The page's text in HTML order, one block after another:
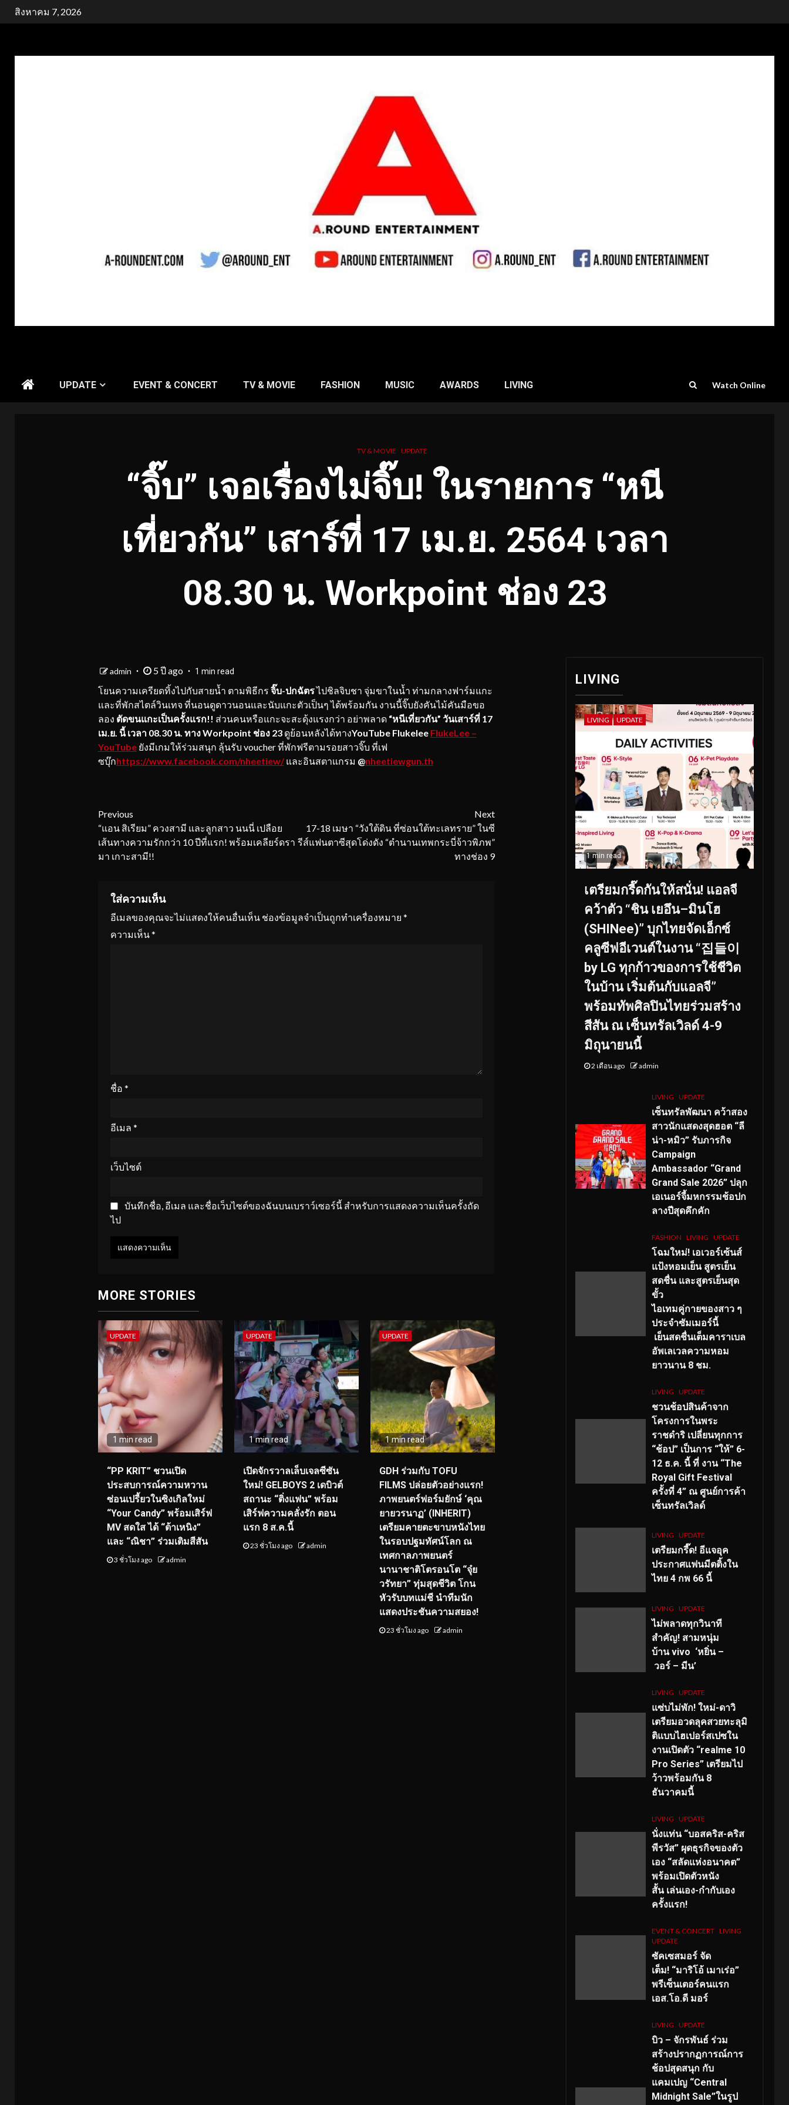
Skipสิงหาคม 7, 2026
UPDATE EVENT & CONCERT TV & MOVIE FASHION MUSIC AWARDS LIVING Watch Online
TV & MOVIE UPDATE
“จิ๊บ” เจอเรื่องไม่จิ๊บ! ในรายการ “หนี
เที่ยวกัน” เสาร์ที่ 17 เม.ย. 2564 เวลา
08.30 น. Workpoint ช่อง 23
admin 5 ปี ago 1 min read
โยนความเครียดทิ้งไปกับสายน้ำ ตามพิธีกร จิ๊บ-ปกฉัตรไปชิลจิบชา จุ่มขาในน้ำ ท่ามกลางฟาร์มแกะ
และที่พักสไตล์วินเทจ ที่นอนดูดาวนอนและนับแกะตัวเป็นๆ ได้พร้อมกัน งานนี้จิ๊บยังคันไม้คันมือขอ
ลอง ตัดขนแกะเป็นครั้งแรก!! ส่วนคนหรือแกะจะสะดุ้งแรงกว่า อย่าพลาด “หนีเที่ยวกัน” วันเสาร์ที่ 17
เม.ย. นี้ เวลา 08.30 น. ทาง Workpoint ช่อง 23 ดูย้อนหลังได้ทางYouTube Flukelee FlukeLee –
YouTubeยังมีเกมให้ร่วมสนุก ลุ้นรับ voucher ที่พักฟรีตามรอยสาวจิ๊บ ที่เฟ
ซบุ๊กhttps://www.facebook.com/nheetiew/ และอินสตาแกรม @nheetiewgun.th
Continue
Reading
Previous
“แอน สิเรียม” ควงสามี และลูกสาว นนนี่ เปลือย
เส้นทางความรักกว่า 10 ปีที่แรก! พร้อมเคลียร์ดรา
มา เกาะสามี!!
Next
17-18 เมษา “วังใต้ดิน ที่ซ่อนใต้ทะเลทราย” ในซี
รีส์แฟนตาซีสุดโด่งดัง “ตำนานเทพกระบี่จ้าวพิภพ”
ทางช่อง 9
ใส่ความเห็น
อีเมลของคุณจะไม่แสดงให้คนอื่นเห็น ช่องข้อมูลจำเป็นถูกทำเครื่องหมาย *
ความเห็น*
ชื่อ *
อีเมล *
เว็บไซต์
บันทึกชื่อ, อีเมล และชื่อเว็บไซต์ของฉันบนเบราว์เซอร์นี้ สำหรับการแสดงความเห็นครั้งถัด
ไป
MORE STORIES
UPDATE
1 min read
“PP KRIT” ชวนเปิด
ประสบการณ์ความหวาน
ซ่อนเปรี้ยวในซิงเกิลใหม่
“Your Candy” พร้อมเสิร์ฟ
MV สดใส ได้ “ต้าเหนิง”
และ “ณิชา” ร่วมเติมสีสัน
3 ชั่วโมง ago admin
UPDATE
1 min read
เปิดจักรวาลเล็บเจลซีซัน
ใหม่! GELBOYS 2 เดบิวต์
สถานะ “ติ่งแฟน” พร้อม
เสิร์ฟความคลั่งรัก ตอน
แรก 8 ส.ค.นี้
23 ชั่วโมง ago admin
UPDATE
1 min read
GDH ร่วมกับ TOFU
FILMS ปล่อยตัวอย่างแรก!
ภาพยนตร์ฟอร์มยักษ์ ‘คุณ
ยายวรนาฏ’ (INHERIT)
เตรียมคายตะขาบหนังไทย
ในรอบปฐมทัศน์โลก ณ
เทศกาลภาพยนตร์
นานาชาติโตรอนโต “จุ๋ย
วรัทยา” ทุ่มสุดชีวิต โกน
หัวรับบทแม่ชี นำทีมนัก
แสดงประชันความสยอง!
23 ชั่วโมง ago admin
LIVING
LIVING UPDATE
1 min read
เตรียมกรี๊ดกันให้สนั่น! แอลจี
คว้าตัว “ชิน เยอึน–มินโฮ
(SHINee)” บุกไทยจัดเอ็กซ์
คลูซีฟอีเวนต์ในงาน “집들이
by LG ทุกก้าวของการใช้ชีวิต
ในบ้าน เริ่มต้นกับแอลจี”
พร้อมทัพศิลปินไทยร่วมสร้าง
สีสัน ณ เซ็นทรัลเวิลด์ 4-9
มิถุนายนนี้
2 เดือน ago admin
LIVING UPDATE
เซ็นทรัลพัฒนา คว้าสอง
สาวนักแสดงสุดฮอต “ลี
น่า-หมิว” รับภารกิจ
Campaign
Ambassador “Grand
Grand Sale 2026” ปลุก
เอเนอร์จี้มหกรรมช้อปก
ลางปีสุดคึกคัก
FASHION LIVING UPDATE
โฉมใหม่! เอเวอร์เซ้นส์
แป้งหอมเย็น สูตรเย็น
สดชื่น และสูตรเย็นสุด
ขั้ว
ไอเทมคู่กายของสาว ๆ
ประจำซัมเมอร์นี้
เย็นสดชื่นเต็มคาราเบล
อัพเลเวลความหอม
ยาวนาน 8 ชม.
LIVING UPDATE
ชวนช้อปสินค้าจาก
โครงการในพระ
ราชดำริ เปลี่ยนทุกการ
“ช้อป” เป็นการ “ให้” 6-
12 ธ.ค. นี้ ที่ งาน “The
Royal Gift Festival
ครั้งที่ 4” ณ ศูนย์การค้า
เซ็นทรัลเวิลด์
LIVING UPDATE
เตรียมกรี๊ด! อีแจอุค
ประกาศแฟนมีตติ้งใน
ไทย 4 กพ 66 นี้
LIVING UPDATE
ไม่พลาดทุกวินาที
สำคัญ! สามหนุ่ม
บ้าน vivo ‘หยิ่น –
วอร์ – มีน’
LIVING UPDATE
แซ่บไม่พัก! ใหม่-ดาวิ
เตรียมอวดลุคสวยทะลุมิ
ติแบบไฮเปอร์สเปซใน
งานเปิดตัว “realme 10
Pro Series” เตรียมไป
ว้าวพร้อมกัน 8
ธันวาคมนี้
LIVING UPDATE
นั่งแท่น “บอสคริส-คริส
พีรวัส” ผุดธุรกิจของตัว
เอง “สลัดแห่งอนาคต”
พร้อมเปิดตัวหนัง
สั้น เล่นเอง-กำกับเอง
ครั้งแรก!
EVENT & CONCERT LIVING
UPDATE
ซัคเซสมอร์ จัด
เต็ม! “มาริโอ้ เมาเร่อ”
พรีเซ็นเตอร์คนแรก
เอส.โอ.ดี มอร์
LIVING UPDATE
บิว – จักรพันธ์ ร่วม
สร้างปรากฏการณ์การ
ช้อปสุดสนุก กับ
แคมเปญ “Central
Midnight Sale”ในรูป